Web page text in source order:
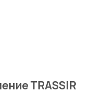
TRASSIR